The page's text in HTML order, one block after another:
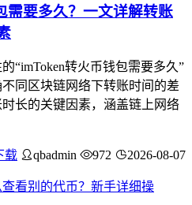
需要多久？一文详解转账
“imToken转火币钱包需要多久”
同区块链网络下转账时间的差
长的关键因素，涵盖链上网络
载 qbadmin 972 2026-08-07